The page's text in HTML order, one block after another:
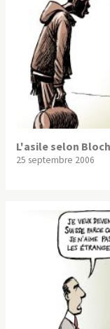
L'asile selon
25 septembre 2006